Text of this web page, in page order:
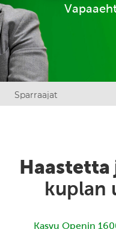
Sparraajat
Haastetta
kuplan
Kasvu Openin